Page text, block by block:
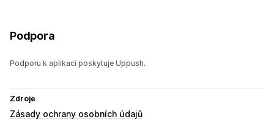
Podpora
Podporu k aplikaci poskytuje Uppush.
Zdroje
Zásady ochrany osobních údajů